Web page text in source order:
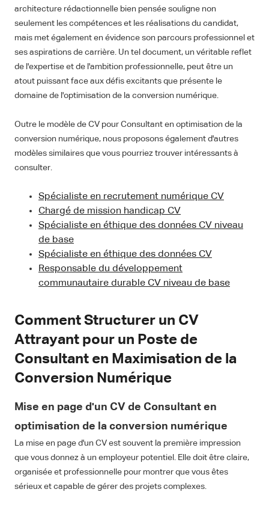
architecture rédactionnelle bien pensée souligne non
seulement les compétences et les réalisations du candidat,
mais met également en évidence son parcours professionnel et
ses aspirations de carrière. Un tel document, un véritable reflet
de l'expertise et de l'ambition professionnelle, peut être un
atout puissant face aux défis excitants que présente le
domaine de l'optimisation de la conversion numérique.
Outre le modèle de CV pour Consultant en optimisation de la
conversion numérique, nous proposons également d'autres
modèles similaires que vous pourriez trouver intéressants à
consulter.
Spécialiste en recrutement numérique CV
Chargé de mission handicap CV
Spécialiste en éthique des données CV niveau
de base
Spécialiste en éthique des données CV
Responsable du développement
communautaire durable CV niveau de base
Comment Structurer un CV
Attrayant pour un Poste de
Consultant en Maximisation de la
Conversion Numérique
Mise en page d'un CV de Consultant en
optimisation de la conversion numérique
La mise en page d'un CV est souvent la première impression
que vous donnez à un employeur potentiel. Elle doit être claire,
organisée et professionnelle pour montrer que vous êtes
sérieux et capable de gérer des projets complexes.